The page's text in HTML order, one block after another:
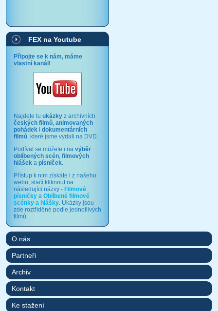
FEX na Youtube
Připojte se k nám, máme
vlastní kanál!
Najdete tu ukázky z archivních
českých filmů, animovaných
pohádek i dokumentárních
filmů, které jsme vydali na DVD.
Podívat se můžete i na výběr
oblíbených scén, filmových
hlášek a písniček.
Přístup k nim získáte i z našeho
webu, stačí kliknout na
následující názvy - Filmové
písničky a Oblíbené filmové
scénky a hlášky. Ukázky jsou
zde roztříděné podle jednotlivých
filmů.
O nás
Partneři
Archiv
Kontakt
Ke stažení